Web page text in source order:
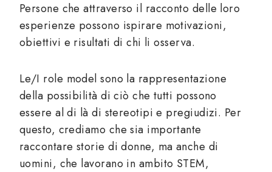
Persone che attraverso il racconto delle loro
esperienze possono ispirare motivazioni,
obiettivi e risultati di chi li osserva.
Le/I role model sono la rappresentazione
della possibilità di ciò che tutti possono
essere al di là di stereotipi e pregiudizi. Per
questo, crediamo che sia importante
raccontare storie di donne, ma anche di
uomini, che lavorano in ambito STEM,